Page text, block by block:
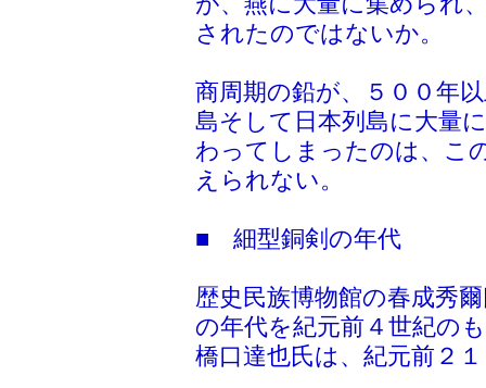
されたのではないか。
商周期の鉛が、５００年
島そして日本列島に大量
わってしまったのは、こ
えられない。
■ 細型銅剣の年代
歴史民族博物館の春成秀
の年代を紀元前４世紀の
橋口達也氏は、紀元前２